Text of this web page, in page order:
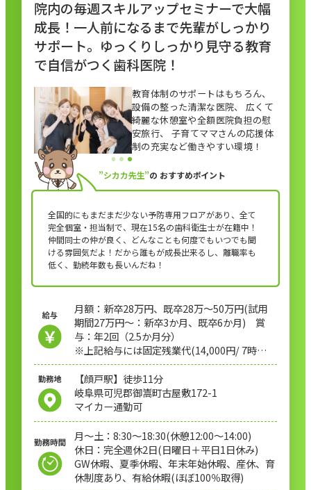
院内の毎週スキルアップセミナーで大幅
成長！一人前になるまで先輩がしっかり
サポート。ゆっくりしっかり見守る教育
で自信がつく歯科医院！
教育体制のサポートはもちろん、
設備の整った清潔な医院、 広くて
綺麗な休憩室や全額医院負担の慰
安旅行、 子育てママさんの応援体
制の充実など働きやすい環境！
”シカカ先生”の おすすめポイント
全国的にもまだまだ少ない予防専用フロアがあり、全て
完全個室・担当制で、現在15名の歯科衛生士が在籍中！
仲間同士の仲が良く、どんなことも何度でもいつでも聞
ける雰囲気だよ！だから誰もが成長出来るし、離職率も
低く、勤続年数も長いんだね！
月額：新卒28万円、既卒28万～50万円(試用
期間27万円～：新卒3か月、既卒6か月) 賞
与：年2回（2.5か月分）
※上記給与には固定残業代(14,000円/ 7時間)
が含まれています
※固定残業時間を超える時間外労働は追加で
支給になります
【顔戸駅】徒歩11分
岐阜県可児郡御嵩町古屋敷172-1
マイカー通勤可
月～土：8:30～18:30(休憩12:00～14:00)
休日：完全週休2日(日曜日＋平日1日休み)
GW休暇、夏季休暇、年末年始休暇、産休、育
休制度あり、有給休暇(ほぼ100％取得)